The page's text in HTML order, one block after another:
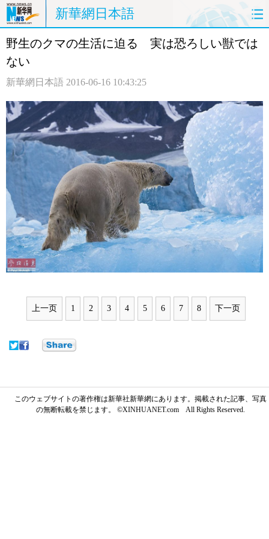
新華網日本語
ホームページ 政治 経済
観光 写真
中日対訳
野生のクマの生活に迫る 実は恐ろしい獣では
ない
新華網日本語 2016-06-16 10:43:25
上一页 1 2 3 4 5 6 7 8 下一页
このウェブサイトの著作権は新華社新華網にあります。掲載された記事、写真
の無断転載を禁じます。 ©XINHUANET.com All Rights Reserved.